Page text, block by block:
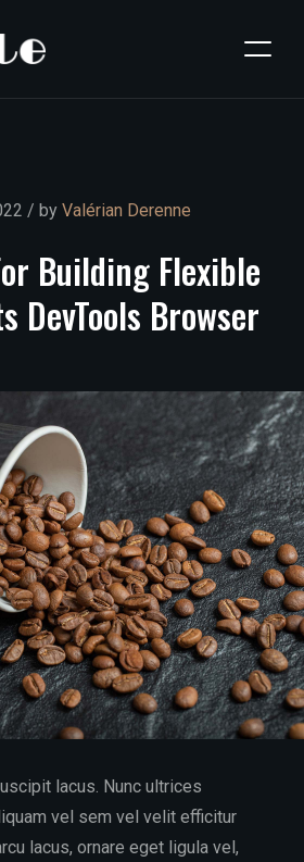
/ by Valérian Derenne
Building Flexible
DevTools Browser
lacus. Nunc ultrices
vel sem vel velit efficitur
lacus, ornare eget ligula vel,